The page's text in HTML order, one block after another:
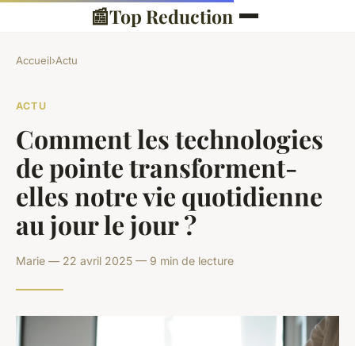
📰Top Reduction
Accueil›Actu
ACTU
Comment les technologies
de pointe transforment-
elles notre vie quotidienne
au jour le jour ?
Marie — 22 avril 2025 — 9 min de lecture